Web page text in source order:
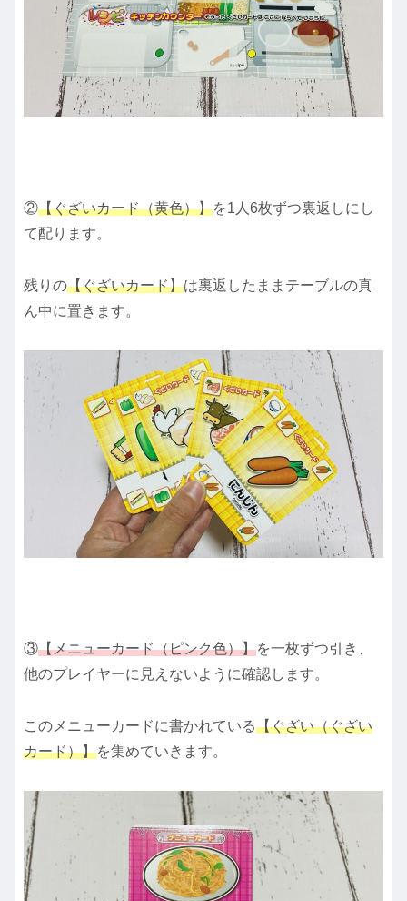
②【ぐざいカード（黄色）】を1人6枚ずつ裏返しにし
て配ります。
残りの【ぐざいカード】は裏返したままテーブルの真
ん中に置きます。
③【メニューカード（ピンク色）】を一枚ずつ引き、
他のプレイヤーに見えないように確認します。
このメニューカードに書かれている【ぐざい（ぐざい
カード）】を集めていきます。